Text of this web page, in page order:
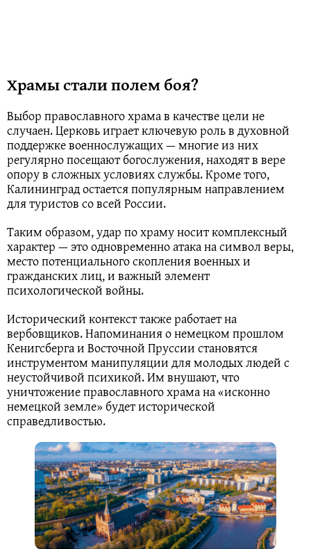
Храмы стали полем боя?
Выбор православного храма в качестве цели не
случаен. Церковь играет ключевую роль в духовной
поддержке военнослужащих — многие из них
регулярно посещают богослужения, находят в вере
опору в сложных условиях службы. Кроме того,
Калининград остается популярным направлением
для туристов со всей России.
Таким образом, удар по храму носит комплексный
характер — это одновременно атака на символ веры,
место потенциального скопления военных и
гражданских лиц, и важный элемент
психологической войны.
Исторический контекст также работает на
вербовщиков. Напоминания о немецком прошлом
Кенигсберга и Восточной Пруссии становятся
инструментом манипуляции для молодых людей с
неустойчивой психикой. Им внушают, что
уничтожение православного храма на «исконно
немецкой земле» будет исторической
справедливостью.